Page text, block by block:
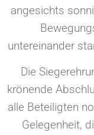
angesichts
untereinander
Die
krönende
alle Beteiligten
Gelegenheit,